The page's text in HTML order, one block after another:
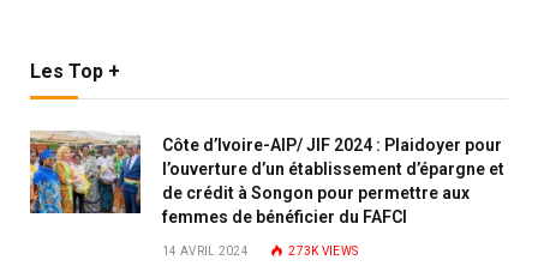
Les Top +
Côte d’Ivoire-AIP/ JIF 2024 : Plaidoyer pour
l’ouverture d’un établissement d’épargne et
de crédit à Songon pour permettre aux
femmes de bénéficier du FAFCI
14 AVRIL 2024 273K VIEWS